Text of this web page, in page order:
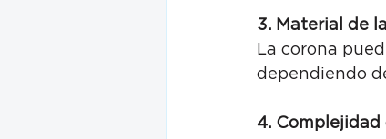
3. Material de
La corona
dependiendo
4. Complejidad